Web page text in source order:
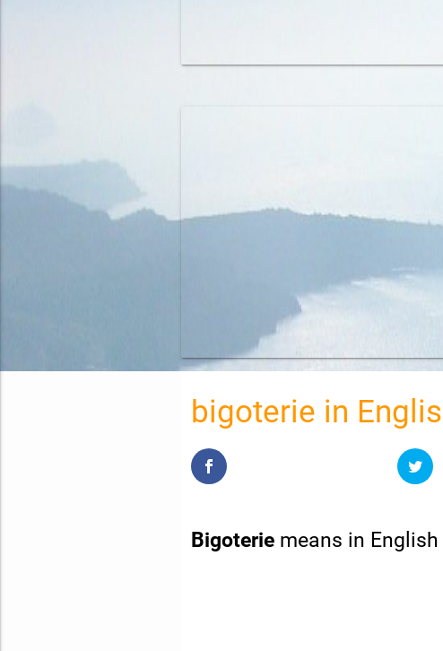
bigoterie in
Bigoterie means in English